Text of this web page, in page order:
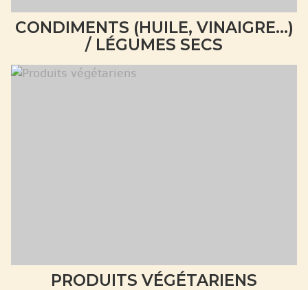
CONDIMENTS (HUILE, VINAIGRE...)
/ LÉGUMES SECS
PRODUITS VÉGÉTARIENS